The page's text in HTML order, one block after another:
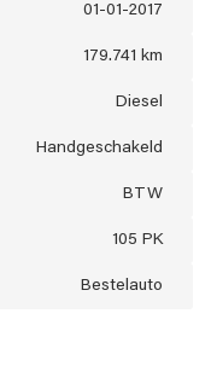
01-01-2017
179.741 km
Diesel
Handgeschakeld
BTW
105 PK
Bestelauto